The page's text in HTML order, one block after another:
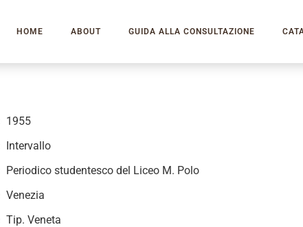
HOME ABOUT GUIDA ALLA CONSULTAZIONE
1955
Intervallo
Periodico studentesco del Liceo M. Polo
Venezia
Tip. Veneta